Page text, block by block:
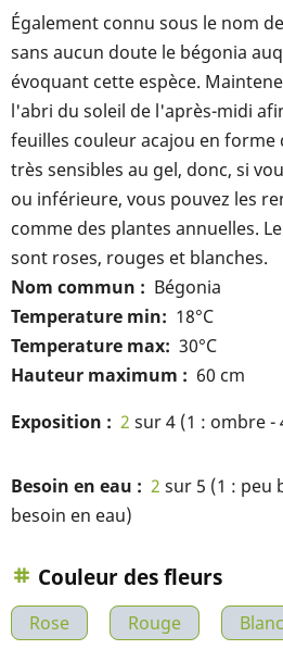
Également connu sous le nom
sans aucun doute le bégonia
évoquant cette espèce.
l'abri du soleil de l'après-midi
feuilles couleur acajou en forme
très sensibles au gel, donc, si
ou inférieure, vous pouvez les
comme des plantes annuelles.
sont roses, rouges et blanches.
Nom commun
Bégonia
Temperature min
18°C
Temperature max 30°C
Hauteur maximum
60 cm
Exposition
2 sur 4 (1 : ombre -
Besoin en eau 2 sur 5 (1 : peu
besoin en eau)
Couleur des fleurs
Rose Rouge